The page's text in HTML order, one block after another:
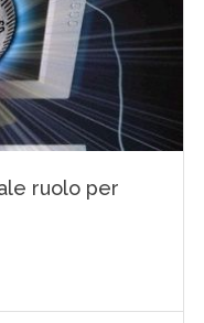
ruolo per